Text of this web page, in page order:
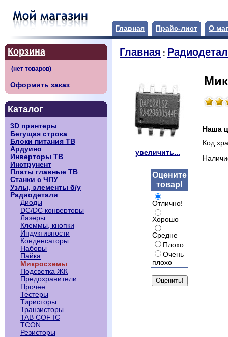
Главная Прайс-лист О
Корзина
Оформить заказ
Каталог
3D принтеры
Бегущая строка
Блоки питания ТВ
Ардуино
Инверторы ТВ
Инструнент
Платы главные ТВ
Станки с ЧПУ
Узлы, элементы б/у
Радиодетали
Диоды
DC/DC конверторы
Лазеры
Клеммы, кнопки
Индуктивности
Конденсаторы
Наборы
Пайка
Микросхемы
Подсветка ЖК
Предохранители
Прочее
Тестеры
Тиристоры
Транзисторы
TAB COF IC
TCON
Резисторы
Главная :
увеличить...
Наша
Код
Оцените
товар!
Отлично!
Хорошо
Средне
Плохо
Очень
плохо